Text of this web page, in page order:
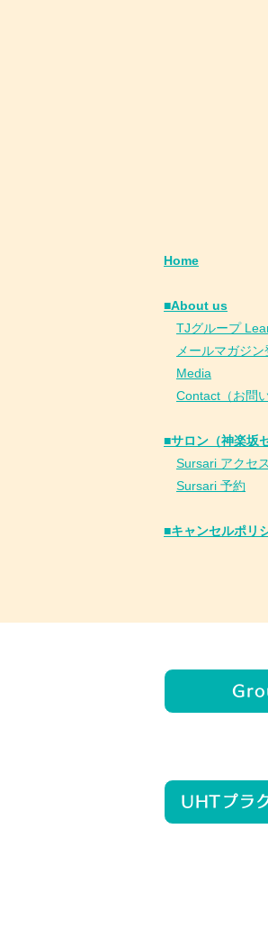
Home
■About us
TJグループ
メールマガジン
Media
Contact（お問
■サロン（神楽坂
Sursari アクセス
Sursari 予約
​■キャンセルポリ
UHTプラ